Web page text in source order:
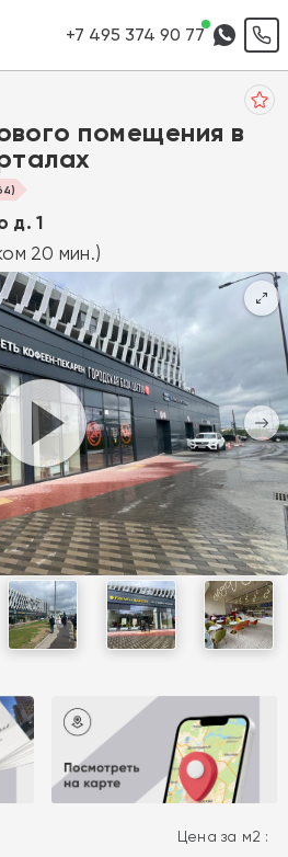
+7 495 374 90 77
помещения в
д. 1
20 мин.)
Цена за м2 :